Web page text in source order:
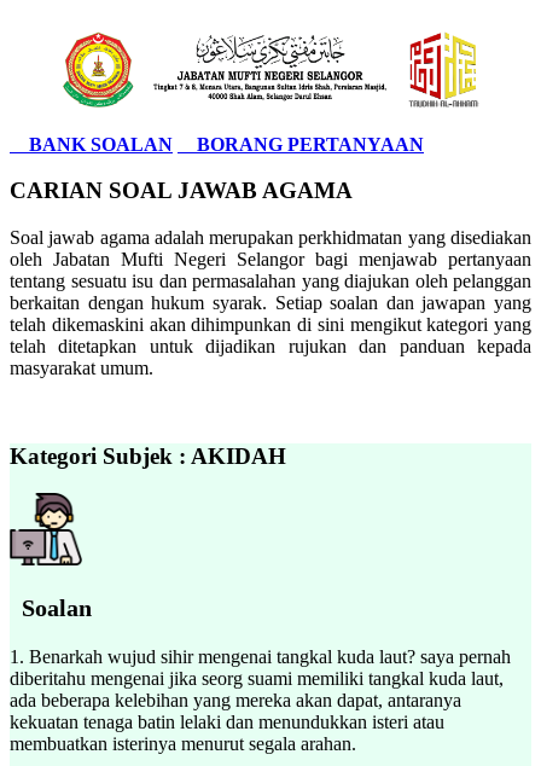
BANK SOALAN BORANG PERTANYAAN
CARIAN SOAL JAWAB AGAMA
Soal jawab agama adalah merupakan perkhidmatan yang disediakan
oleh Jabatan Mufti Negeri Selangor bagi menjawab pertanyaan
tentang sesuatu isu dan permasalahan yang diajukan oleh pelanggan
berkaitan dengan hukum syarak. Setiap soalan dan jawapan yang
telah dikemaskini akan dihimpunkan di sini mengikut kategori yang
telah ditetapkan untuk dijadikan rujukan dan panduan kepada
masyarakat umum.
Kategori Subjek : AKIDAH
Soalan
1. Benarkah wujud sihir mengenai tangkal kuda laut? saya pernah
diberitahu mengenai jika seorg suami memiliki tangkal kuda laut,
ada beberapa kelebihan yang mereka akan dapat, antaranya
kekuatan tenaga batin lelaki dan menundukkan isteri atau
membuatkan isterinya menurut segala arahan.